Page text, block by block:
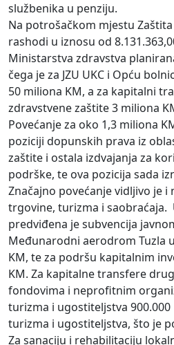
službenika u penziju.
Na potrošačkom mjestu
rashodi u iznosu od
Ministarstva zdravstva
čega je za JZU UKC i Opću
50 miliona KM, a za kapitalni
zdravstvene zaštite 3 miliona
Povećanje za oko 1,3 miliona
poziciji dopunskih prava iz
zaštite i ostala izdvajanja za
podrške, te ova pozicija sada
Značajno povećanje vidljivo je
trgovine, turizma i saobraćaja.
predviđena je subvencija
Međunarodni aerodrom Tuzla
KM, te za podršu kapitalnim
KM. Za kapitalne transfere
fondovima i neprofitnim
turizma i ugostiteljstva
turizma i ugostiteljstva, što je
Za sanaciju i rehabilitaciju